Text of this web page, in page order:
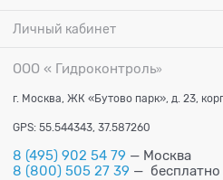
Личный кабинет
ООО « Гидроконтроль»
г. Москва, ЖК «Бутово парк», д. 23,
GPS: 55.544343, 37.587260
8 (495) 902 54 79 — Москва
8 (800) 505 27 39 — бесплатно